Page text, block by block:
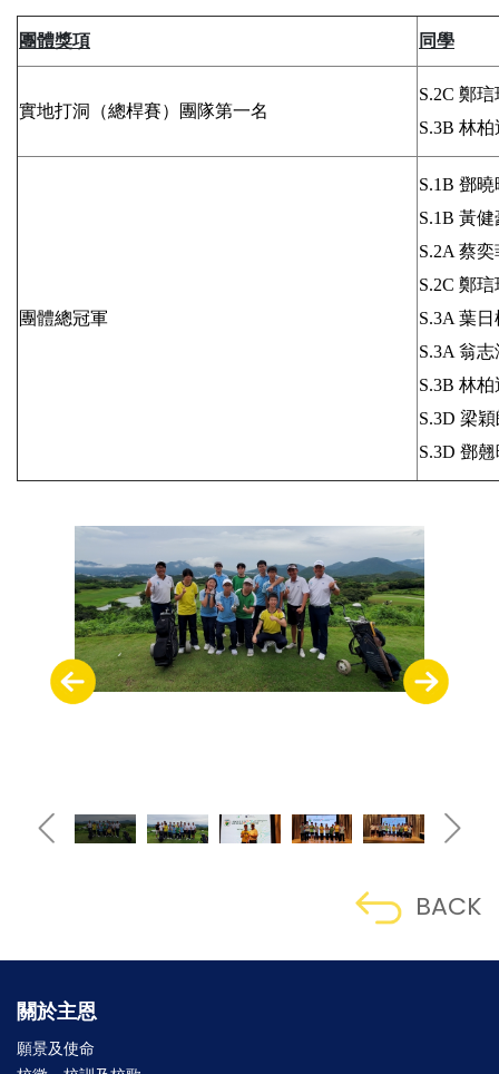
團體獎項 同學
實地打洞（總桿賽）團隊第一名
S.2C 鄭琂
S.3B 林柏
團體總冠軍
S.1B 鄧曉
S.1B 黃健
S.2A 蔡奕
S.2C 鄭琂
S.3A 葉日
S.3A 翁志
S.3B 林柏
S.3D 梁
S.3D 鄧
BACK
關於主恩
願景及使命